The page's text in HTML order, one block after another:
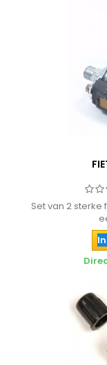
Set van 2